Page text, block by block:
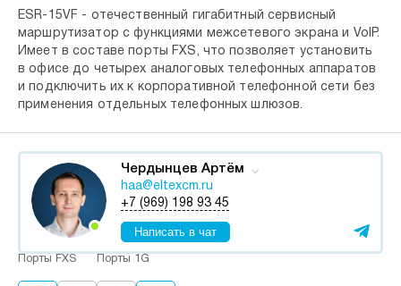
ESR-15VF - отечественный гигабитный сервисный
маршрутизатор с функциями межсетевого экрана и VoIP.
Имеет в составе порты FXS, что позволяет установить
в офисе до четырех аналоговых телефонных аппаратов
и подключить их к корпоративной телефонной сети без
применения отдельных телефонных шлюзов.
Порты FXS Порты 1G
Чердынцев Артём
haa@eltexcm.ru
+7 (969) 198 93 45
Написать в чат